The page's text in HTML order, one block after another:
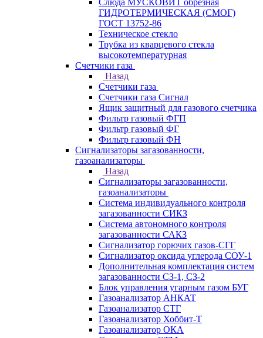
Слюда МУСКОВИТ обрезная
ГИДРОТЕРМИЧЕСКАЯ (СМОГ)
ГОСТ 13752-86
Техническое стекло
Трубка из кварцевого стекла
высокотемпературная
Счетчики газа
Назад
Счетчики газа
Счетчики газа Сигнал
Ящик защитный для газового счетчика
Фильтр газовый ФГП
Фильтр газовый ФГ
Фильтр газовый ФН
Сигнализаторы загазованности,
газоанализаторы
Назад
Сигнализаторы загазованности,
газоанализаторы
Система индивидуального контроля
загазованности СИКЗ
Система автономного контроля
загазованности САКЗ
Сигнализатор горючих газов-СГГ
Сигнализатор оксида углерода СОУ-1
Дополнительная комплектация систем
загазованности СЗ-1, СЗ-2
Блок управления угарным газом БУГ
Газоанализатор АНКАТ
Газоанализатор СТГ
Газоанализатор Хоббит-Т
Газоанализатор ОКА